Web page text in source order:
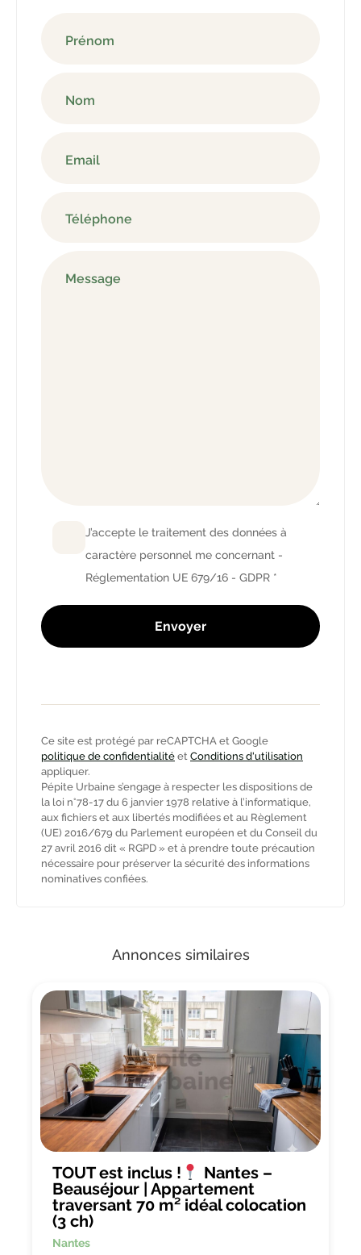
Prénom
Nom
Email
Téléphone
Message
J’accepte le traitement des données à
caractère personnel me concernant -
Réglementation UE 679/16 - GDPR *
Ce site est protégé par reCAPTCHA et Google
politique de confidentialité et Conditions d'utilisation
appliquer.
Pépite Urbaine s’engage à respecter les dispositions de
la loi n°78-17 du 6 janvier 1978 relative à l’informatique,
aux fichiers et aux libertés modifiées et au Règlement
(UE) 2016/679 du Parlement européen et du Conseil du
27 avril 2016 dit « RGPD » et à prendre toute précaution
nécessaire pour préserver la sécurité des informations
nominatives confiées.
Annonces similaires
TOUT est inclus !
Nantes –
Beauséjour | Appartement
traversant 70 m² idéal colocation
(3 ch)
Nantes